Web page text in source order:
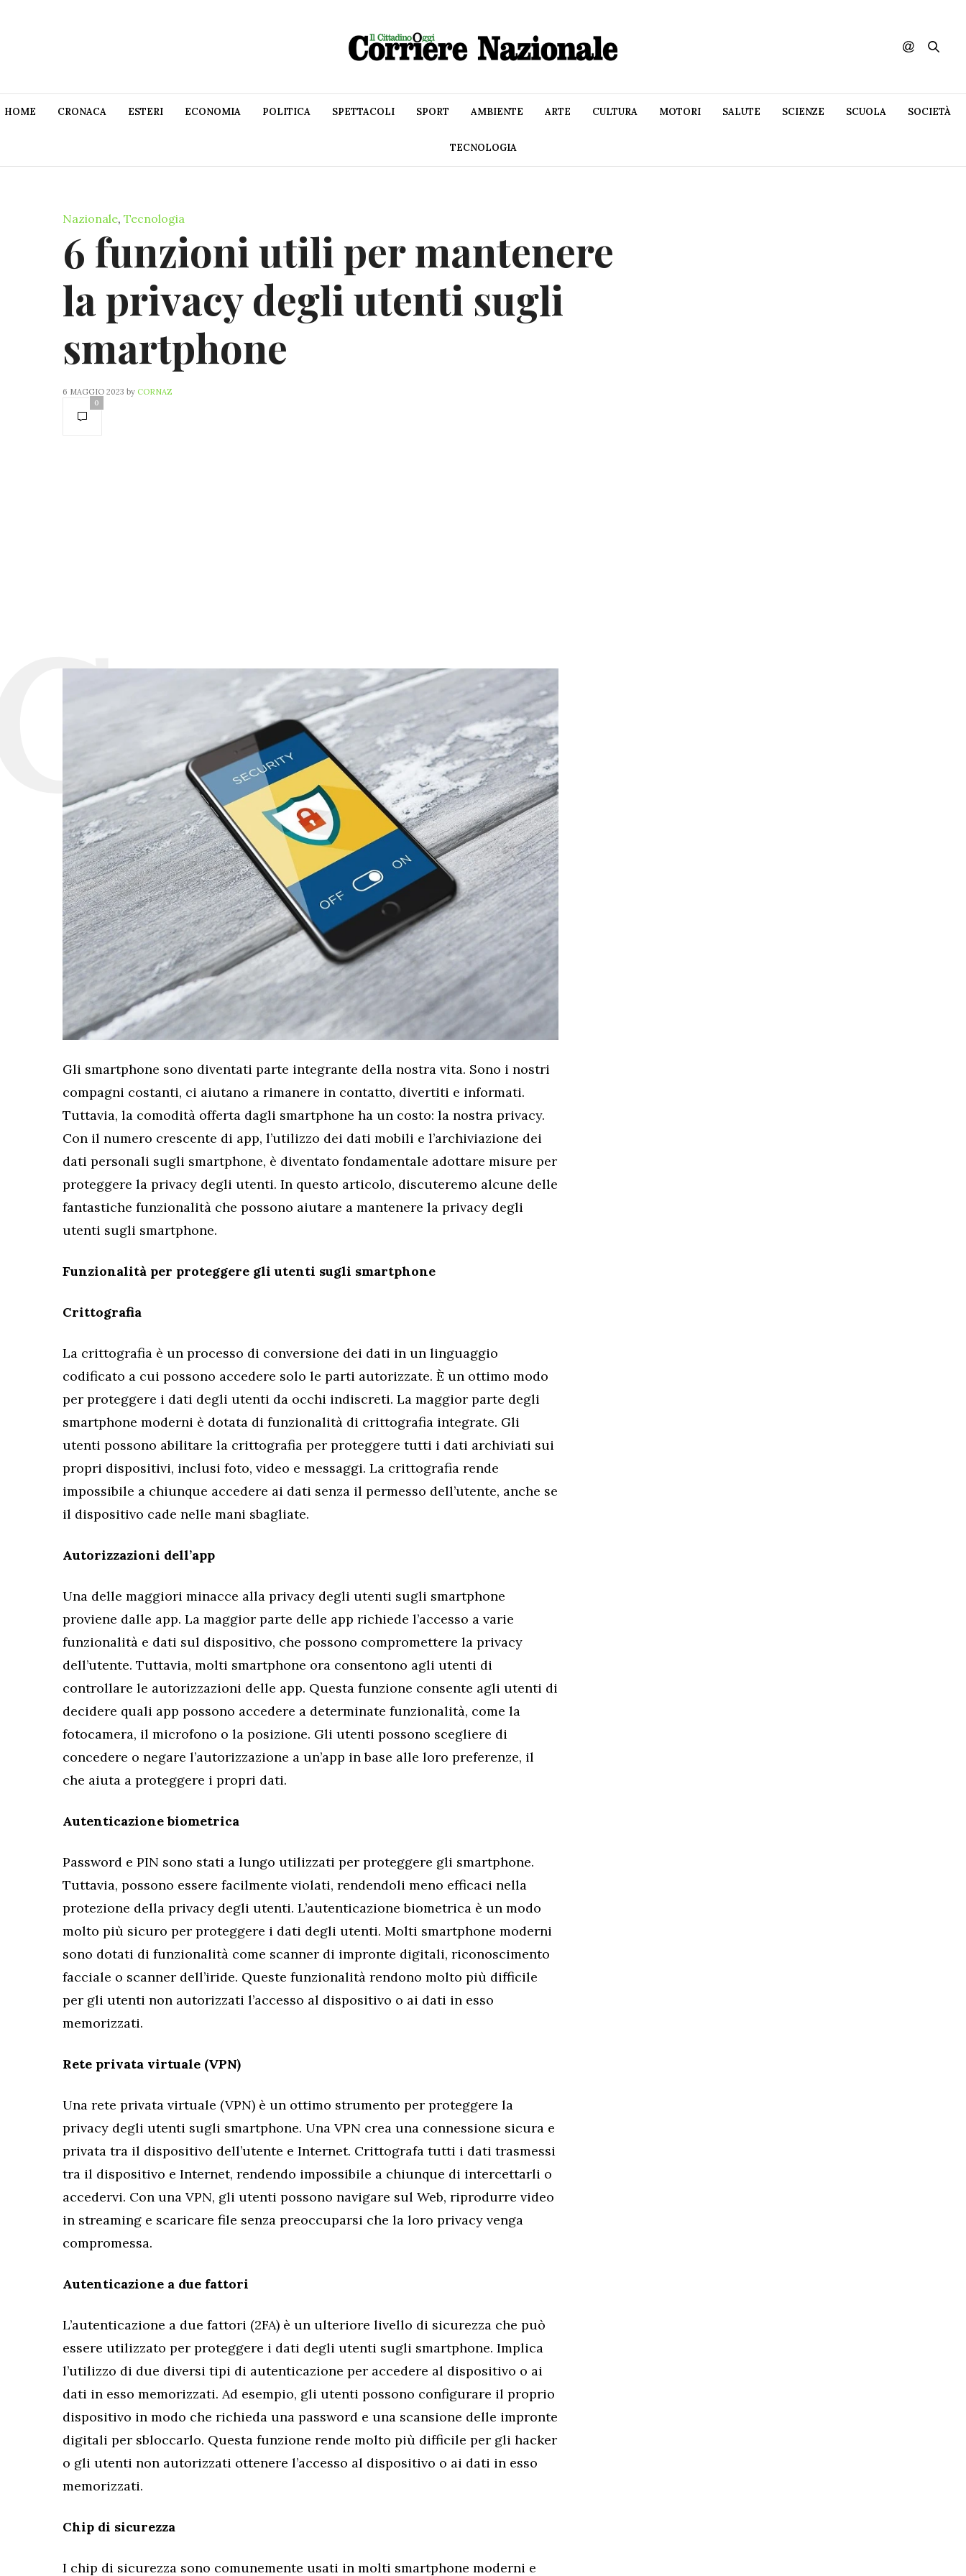
HOME CRONACA ESTERI ECONOMIA POLITICA SPETTACOLI SPORT AMBIENTE ARTE CULTURA MOTORI SALUTE SCIENZE SCUOLA SOCIETÀ
TECNOLOGIA
Nazionale, Tecnologia
6 funzioni utili per mantenere
la privacy degli utenti sugli
smartphone
6 MAGGIO 2023 by CORNAZ
0
Gli smartphone sono diventati parte integrante della nostra vita. Sono i nostri
compagni costanti, ci aiutano a rimanere in contatto, divertiti e informati.
Tuttavia, la comodità offerta dagli smartphone ha un costo: la nostra privacy.
Con il numero crescente di app, l’utilizzo dei dati mobili e l’archiviazione dei
dati personali sugli smartphone, è diventato fondamentale adottare misure per
proteggere la privacy degli utenti. In questo articolo, discuteremo alcune delle
fantastiche funzionalità che possono aiutare a mantenere la privacy degli
utenti sugli smartphone.
Funzionalità per proteggere gli utenti sugli smartphone
Crittografia
La crittografia è un processo di conversione dei dati in un linguaggio
codificato a cui possono accedere solo le parti autorizzate. È un ottimo modo
per proteggere i dati degli utenti da occhi indiscreti. La maggior parte degli
smartphone moderni è dotata di funzionalità di crittografia integrate. Gli
utenti possono abilitare la crittografia per proteggere tutti i dati archiviati sui
propri dispositivi, inclusi foto, video e messaggi. La crittografia rende
impossibile a chiunque accedere ai dati senza il permesso dell’utente, anche se
il dispositivo cade nelle mani sbagliate.
Autorizzazioni dell’app
Una delle maggiori minacce alla privacy degli utenti sugli smartphone
proviene dalle app. La maggior parte delle app richiede l’accesso a varie
funzionalità e dati sul dispositivo, che possono compromettere la privacy
dell’utente. Tuttavia, molti smartphone ora consentono agli utenti di
controllare le autorizzazioni delle app. Questa funzione consente agli utenti di
decidere quali app possono accedere a determinate funzionalità, come la
fotocamera, il microfono o la posizione. Gli utenti possono scegliere di
concedere o negare l’autorizzazione a un’app in base alle loro preferenze, il
che aiuta a proteggere i propri dati.
Autenticazione biometrica
Password e PIN sono stati a lungo utilizzati per proteggere gli smartphone.
Tuttavia, possono essere facilmente violati, rendendoli meno efficaci nella
protezione della privacy degli utenti. L’autenticazione biometrica è un modo
molto più sicuro per proteggere i dati degli utenti. Molti smartphone moderni
sono dotati di funzionalità come scanner di impronte digitali, riconoscimento
facciale o scanner dell’iride. Queste funzionalità rendono molto più difficile
per gli utenti non autorizzati l’accesso al dispositivo o ai dati in esso
memorizzati.
Rete privata virtuale (VPN)
Una rete privata virtuale (VPN) è un ottimo strumento per proteggere la
privacy degli utenti sugli smartphone. Una VPN crea una connessione sicura e
privata tra il dispositivo dell’utente e Internet. Crittografa tutti i dati trasmessi
tra il dispositivo e Internet, rendendo impossibile a chiunque di intercettarli o
accedervi. Con una VPN, gli utenti possono navigare sul Web, riprodurre video
in streaming e scaricare file senza preoccuparsi che la loro privacy venga
compromessa.
Autenticazione a due fattori
L’autenticazione a due fattori (2FA) è un ulteriore livello di sicurezza che può
essere utilizzato per proteggere i dati degli utenti sugli smartphone. Implica
l’utilizzo di due diversi tipi di autenticazione per accedere al dispositivo o ai
dati in esso memorizzati. Ad esempio, gli utenti possono configurare il proprio
dispositivo in modo che richieda una password e una scansione delle impronte
digitali per sbloccarlo. Questa funzione rende molto più difficile per gli hacker
o gli utenti non autorizzati ottenere l’accesso al dispositivo o ai dati in esso
memorizzati.
Chip di sicurezza
I chip di sicurezza sono comunemente usati in molti smartphone moderni e